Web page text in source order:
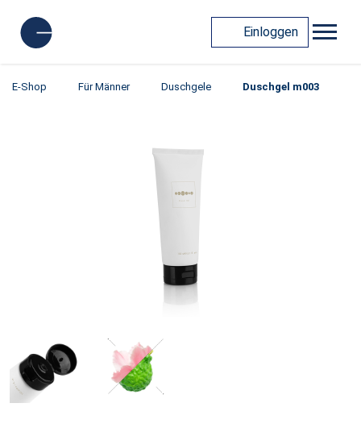
Einloggen
E-Shop Für Männer Duschgele Duschgel m003